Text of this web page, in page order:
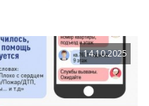
14.10.2025